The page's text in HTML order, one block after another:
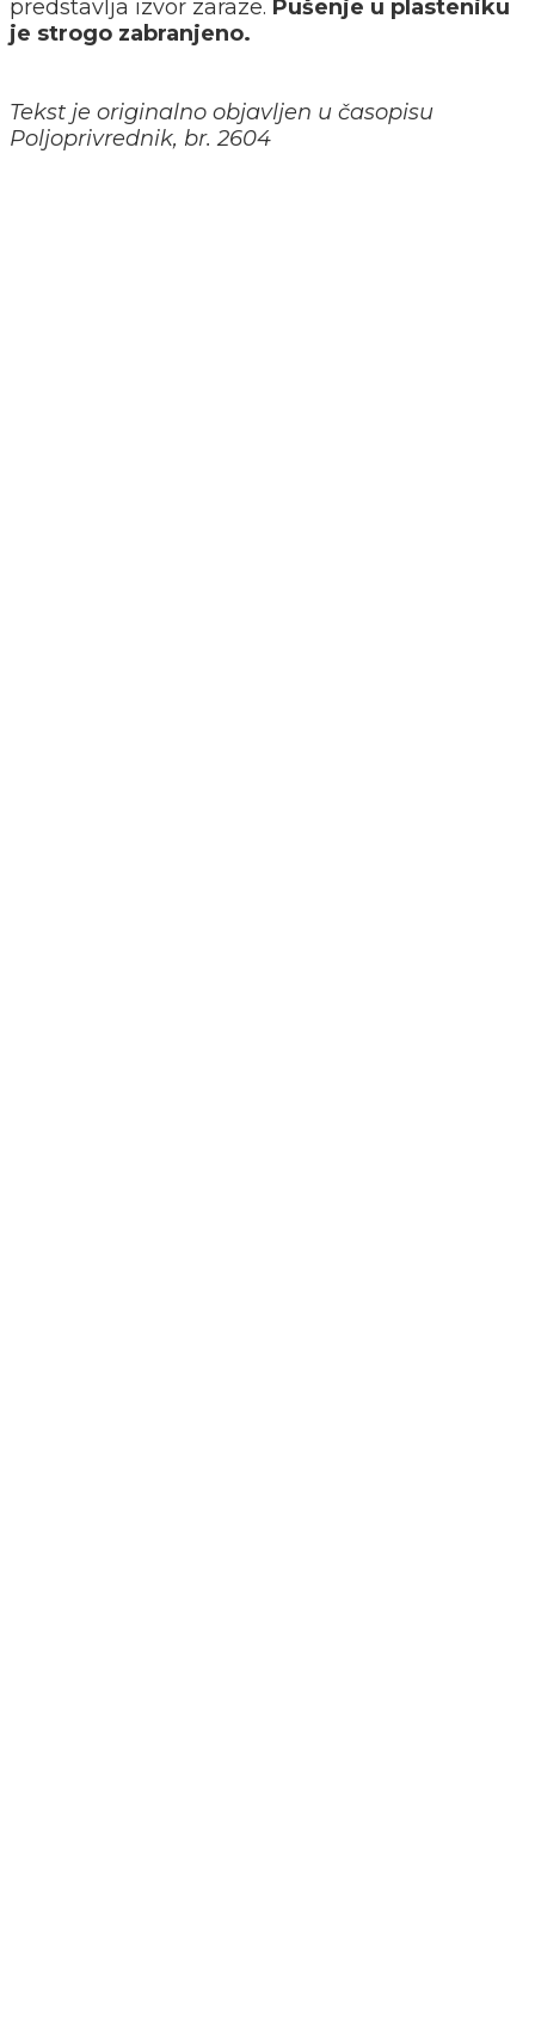
predstavlja izvor zaraze. Pušenje u plasteniku
je strogo zabranjeno.
Tekst je originalno objavljen u časopisu
Poljoprivrednik, br. 2604